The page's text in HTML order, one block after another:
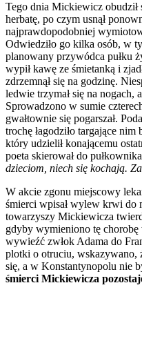
Tego dnia Mickiewicz obudził
herbatę, po czym usnął
najprawdopodobniej
Odwiedziło go kilka osób, w
planowany przywódca pułku
wypił kawę ze śmietanką i
zdrzemnął się na godzinę.
ledwie trzymał się na nogach,
Sprowadzono w sumie
gwałtownie się pogarszał.
trochę łagodziło targające
który udzielił konającemu
poeta skierował do
dzieciom, niech się kochają.
W akcie zgonu miejscowy
śmierci wpisał wylew krwi do
towarzyszy Mickiewicza
gdyby wymieniono tę chorobę
wywieźć zwłok Adama do
plotki o otruciu, wskazywano,
się, a w Konstantynopolu nie
śmierci Mickiewicza